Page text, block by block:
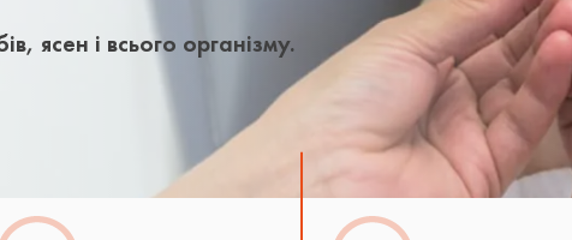
ясен і всього організму.